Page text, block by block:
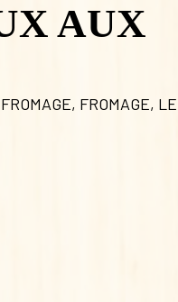
AUX
, FROMAGE, LE